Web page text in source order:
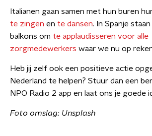
Italianen gaan samen met hun buren
te zingen en te dansen. In Spanje
balkons om te applaudisseren voor alle
zorgmedewerkers waar we nu op
Heb jij zelf ook een positieve actie
Nederland te helpen? Stuur dan een
NPO Radio 2 app en laat ons je goede
Foto omslag: Unsplash